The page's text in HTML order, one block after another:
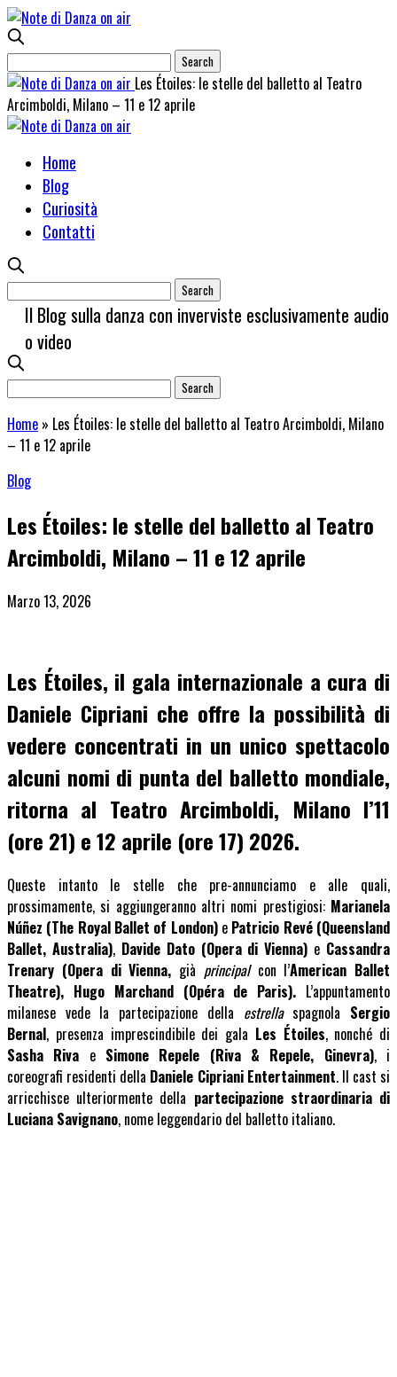
Les Étoiles: le stelle del balletto al Teatro
Arcimboldi, Milano – 11 e 12 aprile
Home
Blog
Curiosità
Contatti
Il Blog sulla danza con inverviste esclusivamente audio
o video
Home » Les Étoiles: le stelle del balletto al Teatro Arcimboldi, Milano
– 11 e 12 aprile
Blog
Les Étoiles: le stelle del balletto al Teatro
Arcimboldi, Milano – 11 e 12 aprile
Marzo 13, 2026
Les Étoiles, il gala internazionale a cura di
Daniele Cipriani che offre la possibilità di
vedere concentrati in un unico spettacolo
alcuni nomi di punta del balletto mondiale,
ritorna al Teatro Arcimboldi, Milano l’11
(ore 21) e 12 aprile (ore 17) 2026.
Queste intanto le stelle che pre-annunciamo e alle quali,
prossimamente, si aggiungeranno altri nomi prestigiosi: Marianela
Núñez (The Royal Ballet of London) e Patricio Revé (Queensland
Ballet, Australia), Davide Dato (Opera di Vienna) e Cassandra
Trenary (Opera di Vienna, già principalcon l’American Ballet
Theatre), Hugo Marchand (Opéra de Paris). L’appuntamento
milanese vede la partecipazione della estrellaspagnola Sergio
Bernal, presenza imprescindibile dei gala Les Étoiles, nonché di
Sasha Riva e Simone Repele (Riva & Repele, Ginevra), i
coreografi residenti della Daniele Cipriani Entertainment. Il cast si
arricchisce ulteriormente della partecipazione straordinaria di
Luciana Savignano, nome leggendario del balletto italiano.